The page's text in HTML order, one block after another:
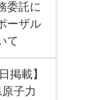
委託に
ーザル
て
掲載】
子力